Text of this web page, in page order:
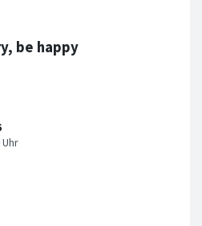
be happy